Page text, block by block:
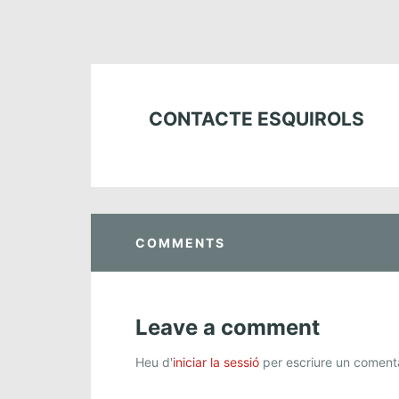
CONTACTE ESQUIROLS
COMMENTS
Leave a comment
Heu d'iniciar la sessió per escriure un